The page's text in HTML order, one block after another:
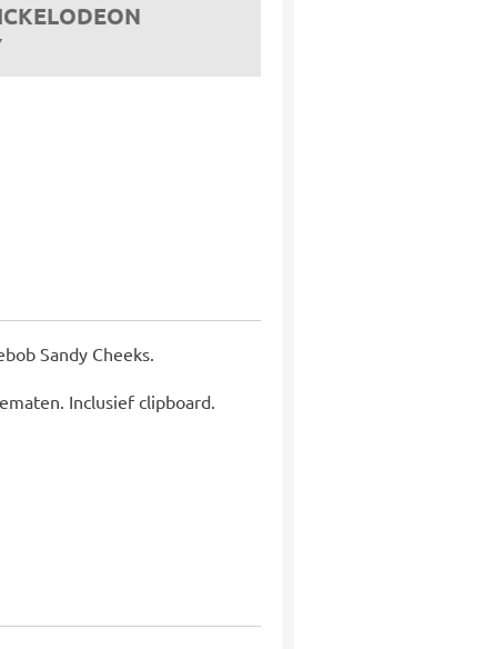
Sandy Cheeks.
Inclusief clipboard.